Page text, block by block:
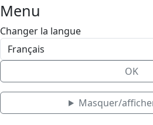
Menu
Changer la langue
OK
Masquer/